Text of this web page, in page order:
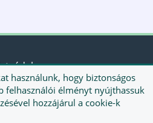
használunk, hogy biztonságos
felhasználói élményt nyújthassuk
hozzájárul a cookie-k